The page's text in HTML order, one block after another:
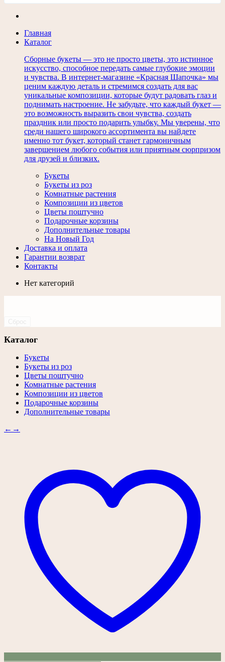
Главная
Каталог
Сборные букеты — это не просто цветы, это истинное
искусство, способное передать самые глубокие эмоции
и чувства. В интернет-магазине «Красная Шапочка» мы
ценим каждую деталь и стремимся создать для вас
уникальные композиции, которые будут радовать глаз и
поднимать настроение. Не забудьте, что каждый букет —
это возможность выразить свои чувства, создать
праздник или просто подарить улыбку. Мы уверены, что
среди нашего широкого ассортимента вы найдете
именно тот букет, который станет гармоничным
завершением любого события или приятным сюрпризом
для друзей и близких.
Букеты
Букеты из роз
Комнатные растения
Композиции из цветов
Цветы поштучно
Подарочные корзины
Дополнительные товары
На Новый Год
Доставка и оплата
Гарантии возврат
Контакты
Нет категорий
Каталог
Букеты
Букеты из роз
Цветы поштучно
Комнатные растения
Композиции из цветов
Подарочные корзины
Дополнительные товары
← →